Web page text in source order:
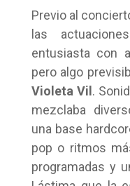
Previo al
las
entusiasta con
pero algo
Violeta Vil .
mezclaba
una base
pop o ritmos
programadas y